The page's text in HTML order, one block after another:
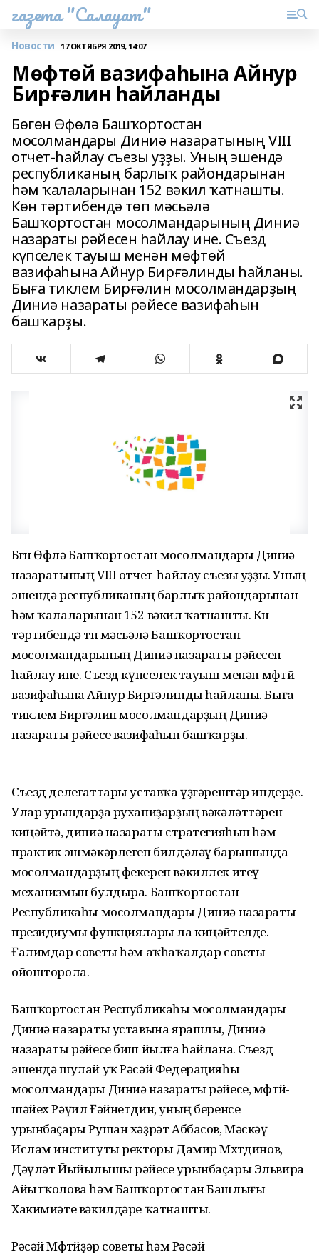
газета "Салауат"
Новости 17 ОКТЯБРЯ 2019, 14:07
Мөфтөй вазифаһына Айнур
Бирғәлин һайланды
Бөгөн Өфөлә Башҡортостан
мосолмандары Диниә назаратының VIII
отчет-һайлау съезы уҙҙы. Уның эшендә
республиканың барлыҡ райондарынан
һәм ҡалаларынан 152 вәкил ҡатнашты.
Көн тәртибендә төп мәсьәлә
Башҡортостан мосолмандарының Диниә
назараты рәйесен һайлау ине. Съезд
күпселек тауыш менән мөфтөй
вазифаһына Айнур Бирғәлинды һайланы.
Быға тиклем Бирғәлин мосолмандарҙың
Диниә назараты рәйесе вазифаһын
башҡарҙы.
Бөгөн Өфөлә Башҡортостан мосолмандары Диниә
назаратының VIII отчет-һайлау съезы уҙҙы. Уның
эшендә республиканың барлыҡ райондарынан
һәм ҡалаларынан 152 вәкил ҡатнашты. Көн
тәртибендә төп мәсьәлә Башҡортостан
мосолмандарының Диниә назараты рәйесен
һайлау ине. Съезд күпселек тауыш менән мөфтөй
вазифаһына Айнур Бирғәлинды һайланы. Быға
тиклем Бирғәлин мосолмандарҙың Диниә
назараты рәйесе вазифаһын башҡарҙы.
Съезд делегаттары уставҡа үҙгәрештәр индерҙе.
Улар урындарҙа руханиҙарҙың вәкәләттәрен
киңәйтә, диниә назараты стратегияһын һәм
практик эшмәкәрлеген билдәләү барышында
мосолмандарҙың фекерен вәкиллек итеү
механизмын булдыра. Башҡортостан
Республикаһы мосолмандары Диниә назараты
президиумы функциялары ла киңәйтелде.
Ғалимдар советы һәм аҡһаҡалдар советы
ойошторола.
Башҡортостан Республикаһы мосолмандары
Диниә назараты уставына ярашлы, Диниә
назараты рәйесе биш йылға һайлана. Съезд
эшендә шулай уҡ Рәсәй Федерацияһы
мосолмандары Диниә назараты рәйесе, мөфтөй-
шәйех Рәүил Ғәйнетдин, уның беренсе
урынбаҫары Рушан хәҙрәт Аббасов, Мәскәү
Ислам институты ректоры Дамир Мөхөтдинов,
Дәүләт Йыйылышы рәйесе урынбаҫары Эльвира
Айытҡолова һәм Башҡортостан Башлығы
Хакимиәте вәкилдәре ҡатнашты.
Рәсәй Мөфтөйҙәр советы һәм Рәсәй